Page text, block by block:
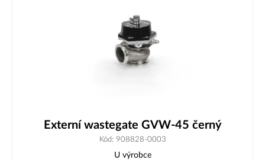
Externí wastegate GVW-45 černý
Kód: 908828-0003
U výrobce